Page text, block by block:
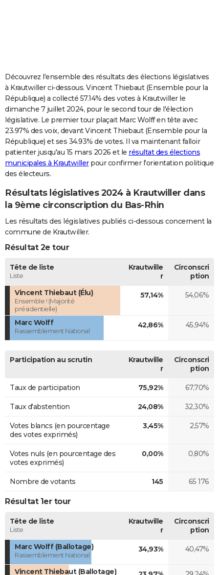
Carte de Noël
Carte Bonne année
Carte Saint-Valentin
Carte Pâques
Carte d'anniversaire
DICTIONNAIRE
Dictionnaire
Biographies
Citations
Expressions
Proverbes
PROGRAMME TV
COPAINS D'AVANT
S'inscrire
Se connecter
Lycées
Collèges
Primaires
Universités
Entreprises
Service militaire
Avis de recherche
AVIS DE DÉCÈS
FORUM
Bricolage
Lifestyle
Culture
Sport
Auto
Television
Voyage
Cinema
Découvrez l'ensemble des résultats des élections législatives
à Krautwiller ci-dessous. Vincent Thiebaut (Ensemble pour la
République) a collecté 57.14% des votes à Krautwiller le
dimanche 7 juillet 2024, pour le second tour de l'élection
législative. Le premier tour plaçait Marc Wolff en tête avec
23.97% des voix, devant Vincent Thiebaut (Ensemble pour la
République) et ses 34.93% de votes. Il va maintenant falloir
patienter jusqu'au 15 mars 2026 et le résultat des élections
municipales à Krautwillerpour confirmer l'orientation politique
des électeurs.
Résultats législatives 2024 à Krautwiller dans
la 9ème circonscription du Bas-Rhin
Les résultats des législatives publiés ci-dessous concernent la
commune de Krautwiller.
Résultat 2e tour
Tête de liste
Liste
Krautwille
r
Circonscri
ption
Vincent Thiebaut (Élu)
Ensemble ! (Majorité
présidentielle)
57,14% 54,06%
Marc Wolff
Rassemblement National
42,86% 45,94%
Participation au scrutin
Krautwille
r
Circonscri
ption
Taux de participation 75,92% 67,70%
Taux d'abstention 24,08% 32,30%
Votes blancs (en pourcentage
des votes exprimés)
3,45% 2,57%
Votes nuls (en pourcentage des
votes exprimés)
0,00% 0,80%
Nombre de votants 145 65 176
Résultat 1er tour
Tête de liste
Liste
Krautwille
r
Circonscri
ption
Marc Wolff (Ballotage)
Rassemblement National
34,93% 40,47%
Vincent Thiebaut (Ballotage)